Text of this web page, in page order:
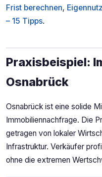
Frist berechnen,
– 15 Tipps.
Praxisbeispiel:
Osnabrück
Osnabrück ist eine solide
Immobiliennachfrage. Die
getragen von lokaler
Infrastruktur. Verkäufer
ohne die extremen